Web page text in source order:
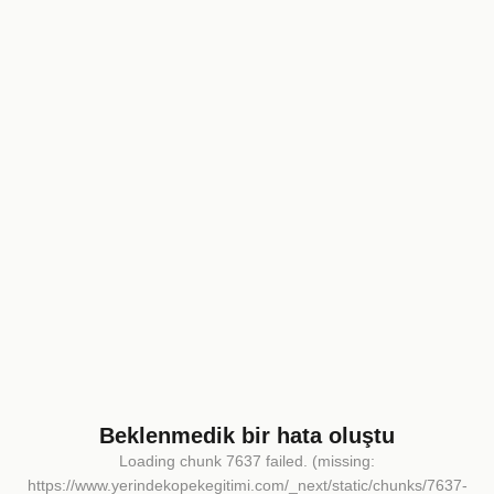
Beklenmedik bir hata oluştu
Loading chunk 7637 failed. (missing:
https://www.yerindekopekegitimi.com/_next/static/chunks/7637-